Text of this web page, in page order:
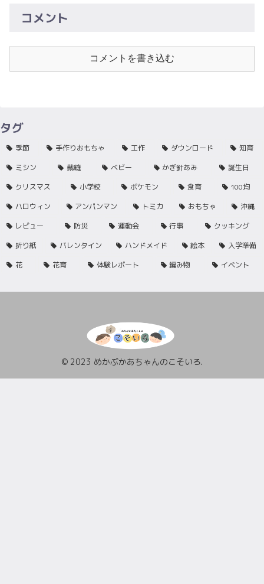
コメント
コメントを書き込む
タグ
季節 手作りおもちゃ 工作 ダウンロード
知育
ミシン
裁縫 ベビー かぎ針あみ
誕生日
クリスマス
小学校 ポケモン 食育
100均
ハロウィン
アンパンマン トミカ おもちゃ
沖縄
レビュー
防災 運動会 行事
クッキング
折り紙
バレンタイン ハンドメイド 絵本
入学準備
花
花育 体験レポート 編み物 イベント
© 2023 めかぶかあちゃんのこそいろ.